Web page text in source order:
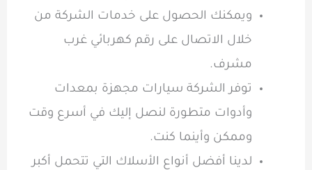
ويمكنك الحصول على خدمات الشركة من
خلال الاتصال على رقم كهربائي غرب
مشرف.
توفر الشركة سيارات مجهزة بمعدات
وأدوات متطورة لنصل إليك في أسرع وقت
وممكن وأينما كنت.
لدينا أفضل أنواع الأسلاك التي تتحمل أكبر